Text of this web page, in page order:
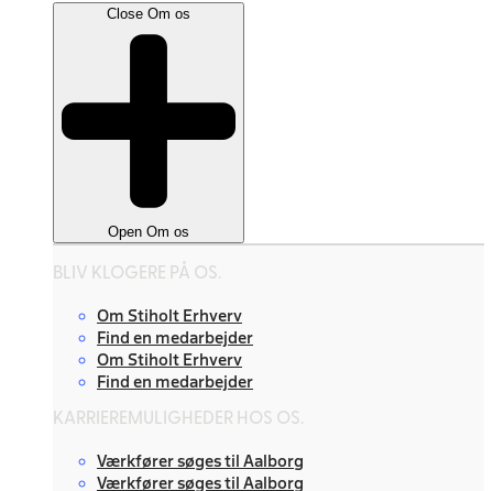
Close Om os
Open Om os
BLIV KLOGERE PÅ OS.
Om Stiholt Erhverv
Find en medarbejder
Om Stiholt Erhverv
Find en medarbejder
KARRIEREMULIGHEDER HOS OS.
Værkfører søges til Aalborg
Værkfører søges til Aalborg